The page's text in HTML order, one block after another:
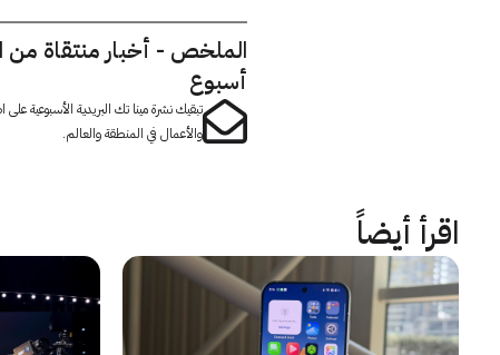
الملخص - أخبار منتقاة من
أسبوع
تبقيك نشرة مينا تك البريدية الأسبوعية
والأعمال في المنطقة والعالم.
اقرأ أيضاً